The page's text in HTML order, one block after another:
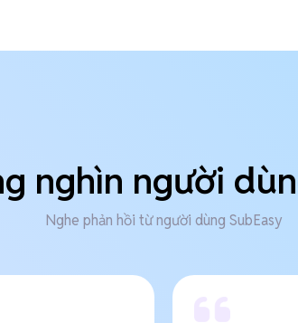
nghìn người
Nghe phản hồi từ người dùng SubEasy